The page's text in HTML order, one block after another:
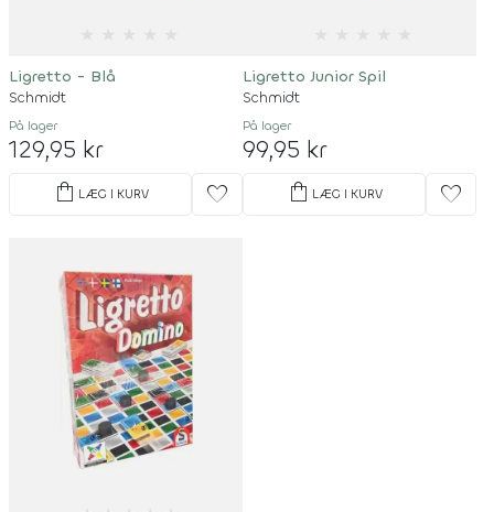
Ligretto - Blå
Schmidt
På lager
129,95 kr
shopping_bag LÆG I KURV favorite
Ligretto Junior Spil
Schmidt
På lager
99,95 kr
shopping_bag LÆG I KURV favorite